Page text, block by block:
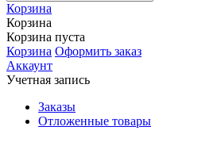
Корзина
Корзина
Корзина пуста
Корзина Оформить заказ
Аккаунт
Учетная запись
Заказы
Отложенные товары